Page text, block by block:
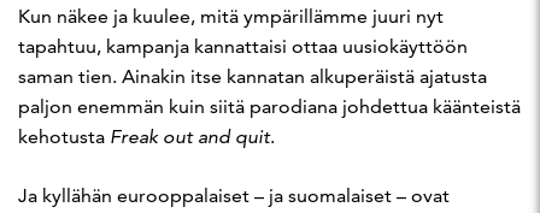
Kun näkee ja kuulee, mitä ympärillämme juuri nyt
tapahtuu, kampanja kannattaisi ottaa uusiokäyttöön
saman tien. Ainakin itse kannatan alkuperäistä ajatusta
paljon enemmän kuin siitä parodiana johdettua käänteistä
kehotusta Freak out and quit.
Ja kyllähän eurooppalaiset – ja suomalaiset – ovat